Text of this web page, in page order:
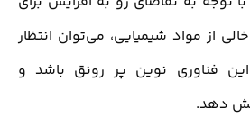
از مواد شیمیایی، می‌توان انتظار
فناوری نوین پر رونق باشد و
دهد.